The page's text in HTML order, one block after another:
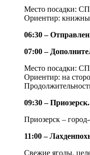
Место посадки:
Ориентир:
06:30 –
07:00 –
Место посадки:
Ориентир: на
09:30 –
Приозерск –
11:00 –
Свежие ягоды,